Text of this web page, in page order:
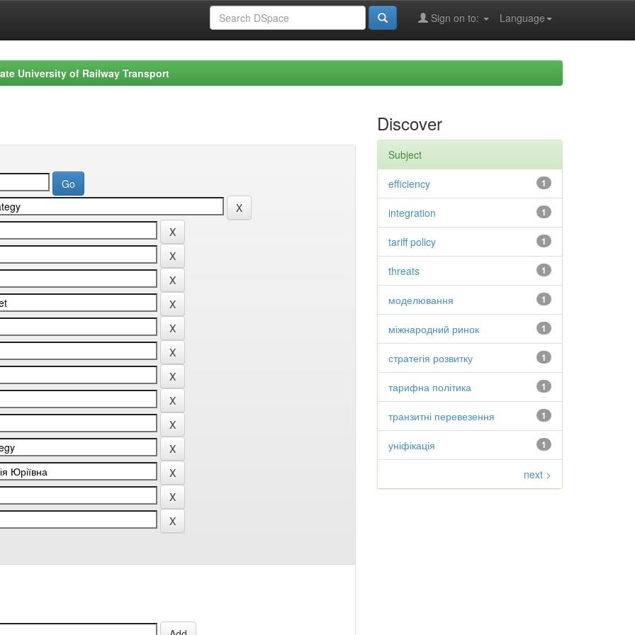
Language
Sign on to:
University of Railway Transport
Discover
Subject
1
efficiency
1
integration
1
tariff policy
1
threats
1
моделювання
1
міжнародний ринок
1
стратегія розвитку
1
тарифна політика
1
транзитні перевезення
1
уніфікація
next >